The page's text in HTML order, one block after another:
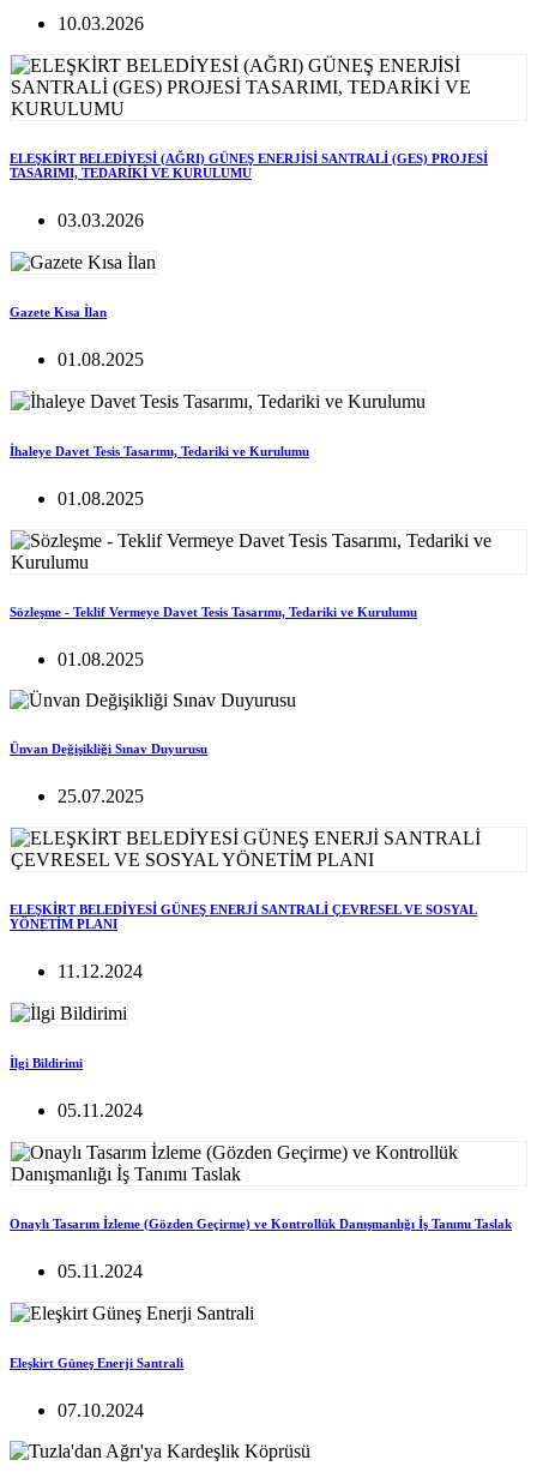
10.03.2026
ELEŞKİRT BELEDİYESİ (AĞRI) GÜNEŞ ENERJİSİ SANTRALİ (GES) PROJESİ
TASARIMI, TEDARİKİ VE KURULUMU
03.03.2026
Gazete Kısa İlan
01.08.2025
İhaleye Davet Tesis Tasarımı, Tedariki ve Kurulumu
01.08.2025
Sözleşme - Teklif Vermeye Davet Tesis Tasarımı, Tedariki ve Kurulumu
01.08.2025
Ünvan Değişikliği Sınav Duyurusu
25.07.2025
ELEŞKİRT BELEDİYESİ GÜNEŞ ENERJİ SANTRALİ ÇEVRESEL VE SOSYAL
YÖNETİM PLANI
11.12.2024
İlgi Bildirimi
05.11.2024
Onaylı Tasarım İzleme (Gözden Geçirme) ve Kontrollük Danışmanlığı İş Tanımı Taslak
05.11.2024
Eleşkirt Güneş Enerji Santrali
07.10.2024